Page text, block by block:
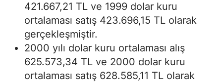
421.667,21 TL ve 1999 dolar kuru
ortalaması satış 423.696,15 TL olarak
gerçekleşmiştir.
2000 yılı dolar kuru ortalaması alış
625.573,34 TL ve 2000 dolar kuru
ortalaması satış 628.585,11 TL olarak